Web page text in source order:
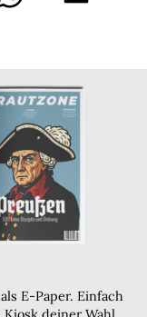
E-Paper. Einfach